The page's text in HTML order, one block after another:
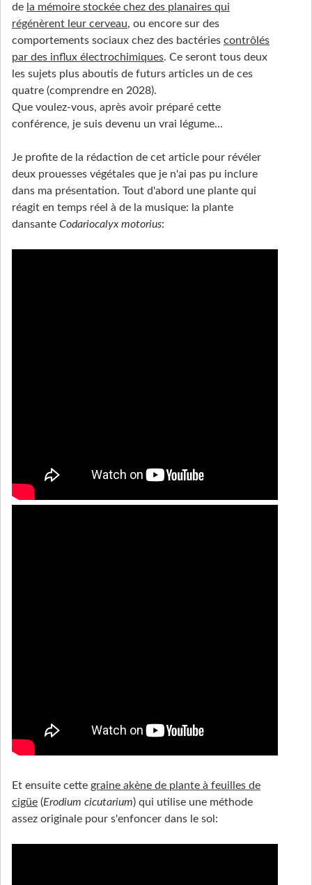
de la mémoire stockée chez des planaires qui
régénèrent leur cerveau, ou encore sur des
comportements sociaux chez des bactéries contrôlés
par des influx électrochimiques. Ce seront tous deux
les sujets plus aboutis de futurs articles un de ces
quatre (comprendre en 2028).
Que voulez-vous, après avoir préparé cette
conférence, je suis devenu un vrai légume...
Je profite de la rédaction de cet article pour révéler
deux prouesses végétales que je n'ai pas pu inclure
dans ma présentation. Tout d'abord une plante qui
réagit en temps réel à de la musique: la plante
dansante Codariocalyx motorius:
Et ensuite cette graine akène de plante à feuilles de
cigüe (Erodium cicutarium) qui utilise une méthode
assez originale pour s'enfoncer dans le sol: